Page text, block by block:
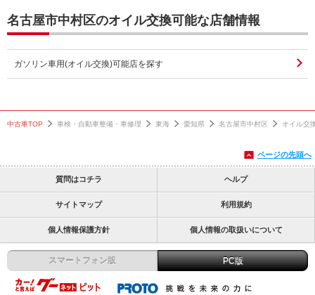
名古屋市中村区のオイル交換可能な店舗情報
ガソリン車用(オイル交換)可能店を探す
中古車TOP 車検・自動車整備・車修理 東海 愛知県 名古屋市中村区 オイル交
ページの先頭へ
質問はコチラ ヘルプ
サイトマップ 利用規約
個人情報保護方針 個人情報の取扱いについて
スマートフォン版 PC版